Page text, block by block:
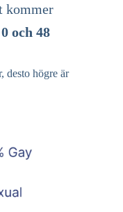
kommer
och 48
desto högre är